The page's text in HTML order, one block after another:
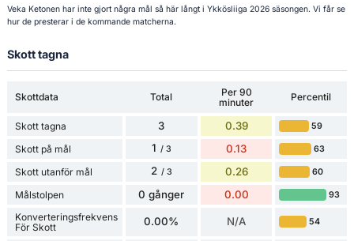
Veka Ketonen har inte gjort några mål så här långt i Ykkösliiga 2026 säsongen. Vi får se
hur de presterar i de kommande matcherna.
Skott tagna
Skottdata Total
Per 90
minuter
Percentil
Skott tagna 3 0.39 59
Skott på mål 1 / 3 0.13 63
Skott utanför mål 2 / 3 0.26 60
Målstolpen 0 gånger 0.00 93
Konverteringsfrekvens
För Skott
0.00% N/A 54